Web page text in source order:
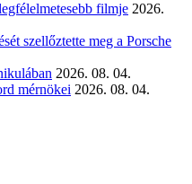
filmje 2026.
szellőztette meg a Porsche
2026. 08. 04.
mérnökei 2026. 08. 04.